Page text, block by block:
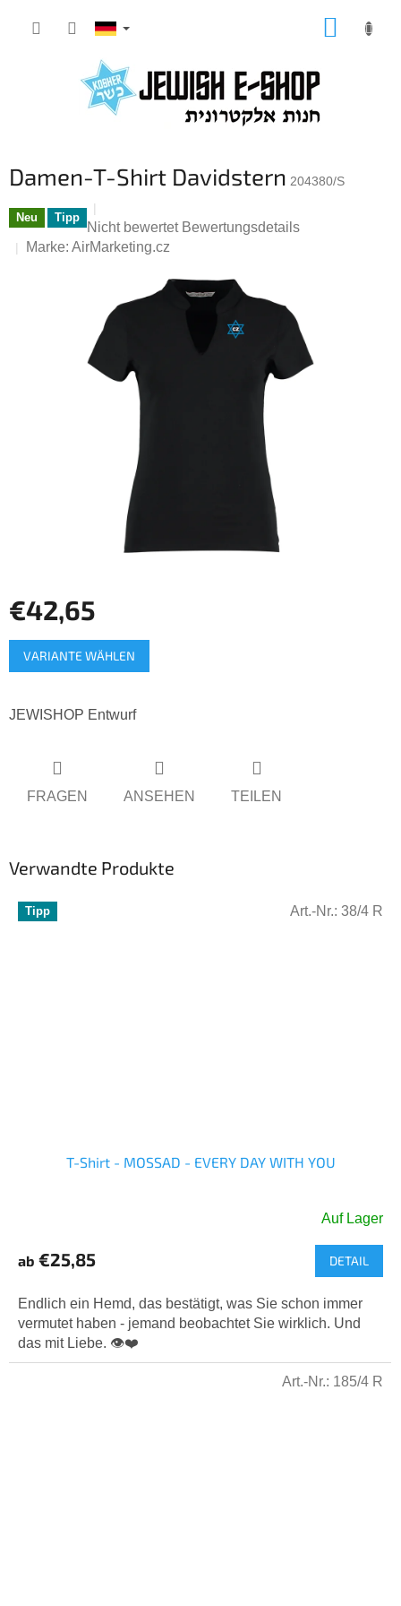
Inhalt
Damen-T-Shirt Davidstern 204380/S
Neu Tipp
Die
durchschnittliche
von
5
Sternen.
Nicht bewertet Bewertungsdetails
Marke: AirMarketing.cz
€42,65
Verkaufspreis:
VARIANTE WÄHLEN
JEWISHOP Entwurf
FRAGEN ANSEHEN TEILEN
Verwandte Produkte
Tipp
T-Shirt - MOSSAD - EVERY DAY WITH YOU
Produktbewertung
5,0
von
5
Sternen.
Auf Lager
ab €25,85 DETAIL
Endlich ein Hemd, das bestätigt, was Sie schon immer
vermutet haben - jemand beobachtet Sie wirklich. Und
das mit Liebe. 👁️❤️
Art.-Nr.: 38/4 R
Art.-Nr.: 185/4 R